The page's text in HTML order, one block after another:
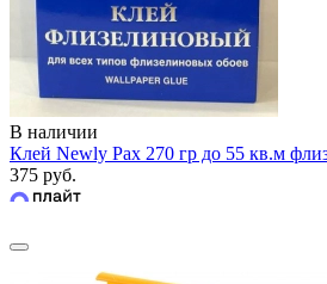
В наличии
Клей Newly Pax 270 гр до 55 кв.м
375 руб.